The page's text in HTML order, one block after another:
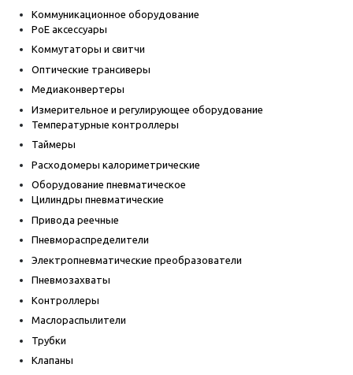
Коммуникационное оборудование
PoE аксессуары
Коммутаторы и свитчи
Оптические трансиверы
Медиаконвертеры
Измерительное и регулирующее оборудование
Температурные контроллеры
Таймеры
Расходомеры калориметрические
Оборудование пневматическое
Цилиндры пневматические
Привода реечные
Пневмораспределители
Электропневматические преобразователи
Пневмозахваты
Контроллеры
Маслораспылители
Трубки
Клапаны